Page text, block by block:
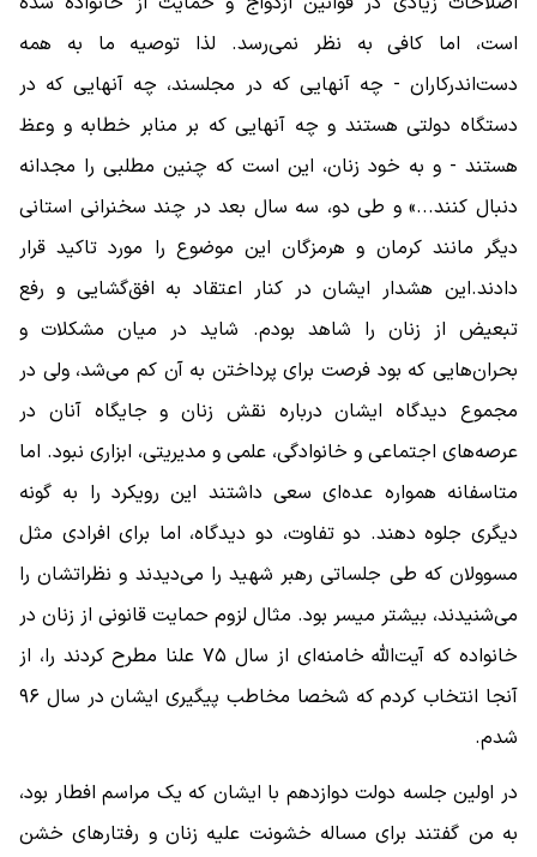
است، اما کافی به نظر نمی‌رسد. لذا توصیه ما به همه
دست‌اندرکاران - چه آنهایی که در مجلسند، چه آنهایی که در
دستگاه دولتی هستند و چه آنهایی که بر منابر خطابه و وعظ
هستند - و به خود زنان، این است که چنین مطلبی را مجدانه
دنبال کنند...» و طی دو، سه سال بعد در چند سخنرانی استانی
دیگر مانند کرمان و هرمزگان این موضوع را مورد تاکید قرار
دادند.این هشدار ایشان در کنار اعتقاد به افق‌گشایی و رفع
تبعیض از زنان را شاهد بودم. شاید در میان مشکلات و
بحران‌هایی که بود فرصت‌ برای پرداختن به آن کم می‌شد، ولی در
مجموع دیدگاه ایشان درباره نقش زنان و جایگاه آنان در
عرصه‌های اجتماعی و خانوادگی، علمی و مدیریتی، ابزاری نبود. اما
متاسفانه همواره عده‌ای سعی داشتند این رویکرد را به گونه
دیگری جلوه دهند. دو تفاوت، دو دیدگاه، اما برای افرادی مثل
مسوولان که طی جلساتی رهبر شهید را می‌دیدند و نظراتشان را
می‌شنیدند، بیشتر میسر بود. مثال لزوم حمایت قانونی از زنان در
خانواده که آیت‌الله خامنه‌ای از سال ۷۵ علنا مطرح کردند را، از
آنجا انتخاب کردم که شخصا مخاطب پیگیری ایشان در سال ۹۶
شدم.
در اولین جلسه دولت دوازدهم با ایشان که یک مراسم افطار بود،
به من گفتند برای مساله خشونت علیه زنان و رفتارهای خشن